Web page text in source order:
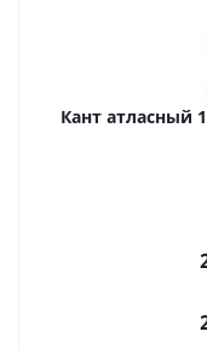
Кант атласный